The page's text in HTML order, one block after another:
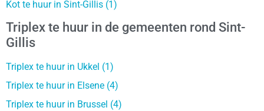
Kot te huur in Sint-Gillis (1)
Triplex te huur in de gemeenten rond Sint-
Gillis
Triplex te huur in Ukkel (1)
Triplex te huur in Elsene (4)
Triplex te huur in Brussel (4)